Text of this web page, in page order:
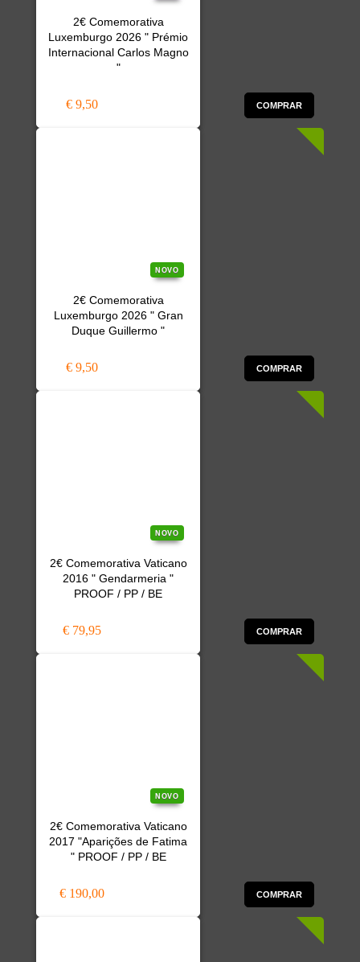
2€ Comemorativa
Luxemburgo 2026 " Prémio
Internacional Carlos Magno
"
€ 9,50 COMPRAR
NOVO
2€ Comemorativa
Luxemburgo 2026 " Gran
Duque Guillermo "
€ 9,50 COMPRAR
NOVO
2€ Comemorativa Vaticano
2016 " Gendarmeria "
PROOF / PP / BE
€ 79,95 COMPRAR
NOVO
2€ Comemorativa Vaticano
2017 "Aparições de Fatima
" PROOF / PP / BE
€ 190,00 COMPRAR